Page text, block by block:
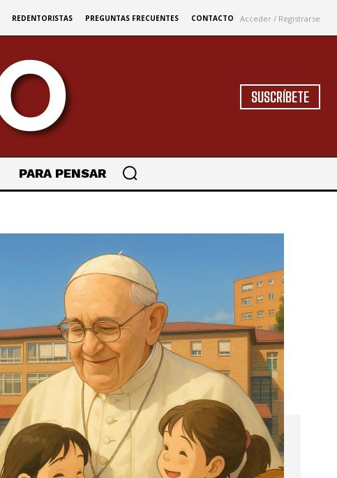
REDENTORISTAS PREGUNTAS FRECUENTES CONTACTO Acceder / Registrarse
SUSCRÍBETE
PARA PENSAR